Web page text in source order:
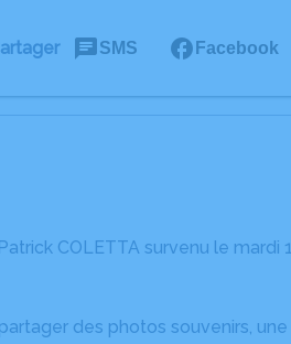
SMS Facebook
COLETTA survenu le mardi
des photos souvenirs,